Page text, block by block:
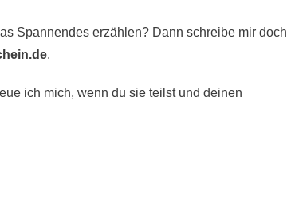
Spannendes erzählen? Dann schreibe mir doch
.
ich mich, wenn du sie teilst und deinen